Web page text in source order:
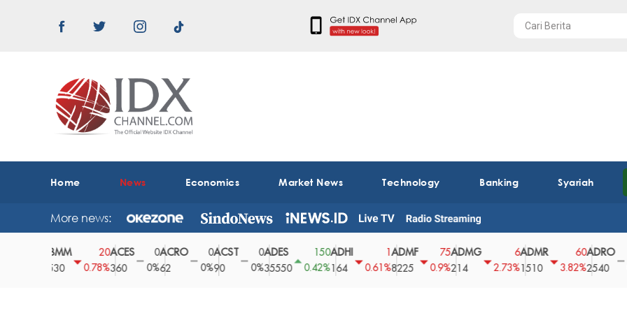
Home News Economics Market News Technology Banking Syariah
More news:
0.78%
ACES
360
0
0%
ACRO
0ACST
0
0%
ADES
35550
150
0.42%
ADHI
164
0.61%
ADMF
8225
75
0.9%
ADMG
214
2.73%
ADMR
1510
3.82%
ADRO
2540
0
0%